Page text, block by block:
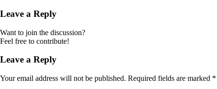
Leave a Reply
Want to join the discussion?
Feel free to contribute!
Leave a Reply
Your email address will not be published. Required fields are marked *